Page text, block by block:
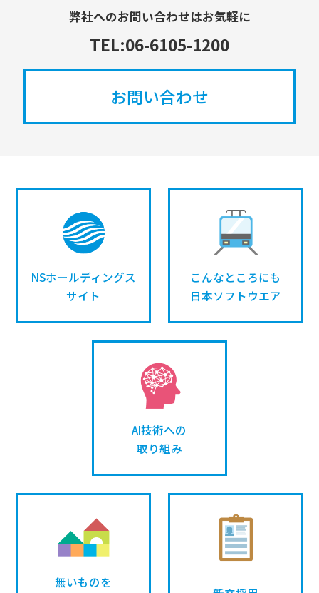
弊社へのお問い合わせはお気軽に
TEL:06-6105-1200
お問い合わせ
NSホールディングス
サイト
こんなところにも
日本ソフトウエア
AI技術への
取り組み
無いものを